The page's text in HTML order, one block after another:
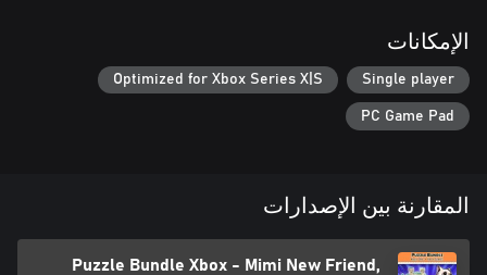
الإمكانات
Single player
Optimized for Xbox Series X|S
PC Game Pad
المقارنة بين الإصدارات
Puzzle Bundle Xbox - Mimi New Friend,